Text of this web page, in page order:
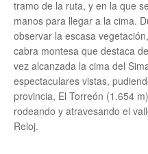
tramo de la ruta, y en la que
manos para llegar a la cima.
observar la escasa
cabra montesa que destaca
vez alcanzada la cima del
espectaculares vistas,
provincia, El Torreón (1.654
rodeando y atravesando el
Reloj.